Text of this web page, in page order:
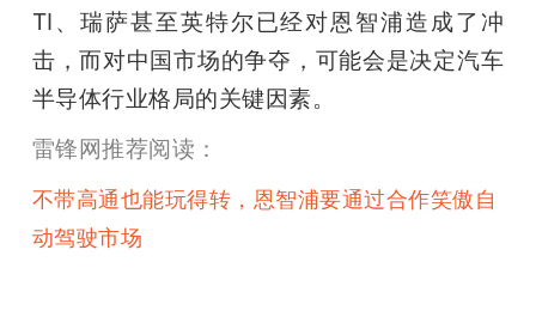
TI、瑞萨甚至英特尔已经对恩智浦造成了冲
击，而对中国市场的争夺，可能会是决定汽车
半导体行业格局的关键因素。
雷锋网推荐阅读：
不带高通也能玩得转，恩智浦要通过合作笑傲自
动驾驶市场